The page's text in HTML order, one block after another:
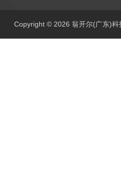
Copyright © 2026 翁开尔(广东)